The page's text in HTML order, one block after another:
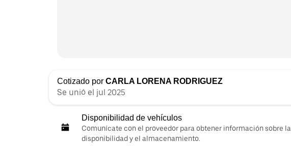
Cotizado por CARLA LORENA RODRIGUEZ
Se unió el jul 2025
Disponibilidad de vehículos
Comunícate con el proveedor para obtener información sobre la
disponibilidad y el almacenamiento.